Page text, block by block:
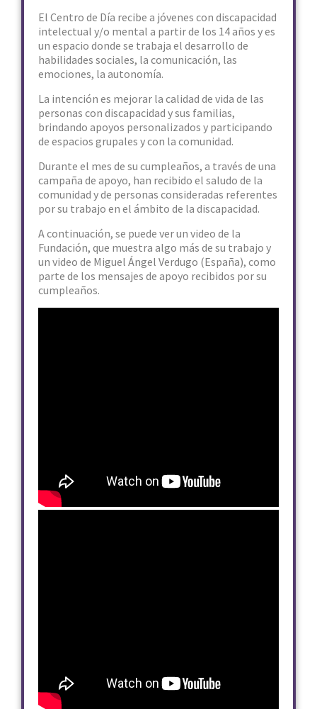
El Centro de Día recibe a jóvenes con discapacidad
intelectual y/o mental a partir de los 14 años y es
un espacio donde se trabaja el desarrollo de
habilidades sociales, la comunicación, las
emociones, la autonomía.
La intención es mejorar la calidad de vida de las
personas con discapacidad y sus familias,
brindando apoyos personalizados y participando
de espacios grupales y con la comunidad.
Durante el mes de su cumpleaños, a través de una
campaña de apoyo, han recibido el saludo de la
comunidad y de personas consideradas referentes
por su trabajo en el ámbito de la discapacidad.
A continuación, se puede ver un video de la
Fundación, que muestra algo más de su trabajo y
un video de Miguel Ángel Verdugo (España), como
parte de los mensajes de apoyo recibidos por su
cumpleaños.